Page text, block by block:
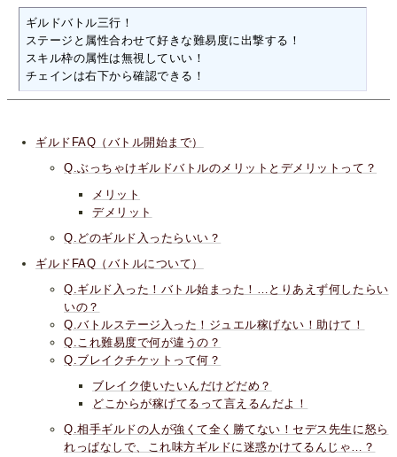
ギルドバトル三行！
ステージと属性合わせて好きな難易度に出撃する！
スキル枠の属性は無視していい！
チェインは右下から確認できる！
ギルドFAQ（バトル開始まで）
Q.ぶっちゃけギルドバトルのメリットとデメリットって？
メリット
デメリット
Q.どのギルド入ったらいい？
ギルドFAQ（バトルについて）
Q.ギルド入った！バトル始まった！…とりあえず何したらい
いの？
Q.バトルステージ入った！ジュエル稼げない！助けて！
Q.これ難易度で何が違うの？
Q.ブレイクチケットって何？
ブレイク使いたいんだけどだめ？
どこからが稼げてるって言えるんだよ！
Q.相手ギルドの人が強くて全く勝てない！セデス先生に怒ら
れっぱなしで、これ味方ギルドに迷惑かけてるんじゃ…？